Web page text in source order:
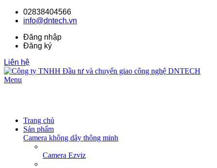
02838404566
info@dntech.vn
Đăng nhập
Đăng ký
Liên hệ
Menu
Trang chủ
Sản phẩm
Camera không dây thông minh
Camera Ezviz